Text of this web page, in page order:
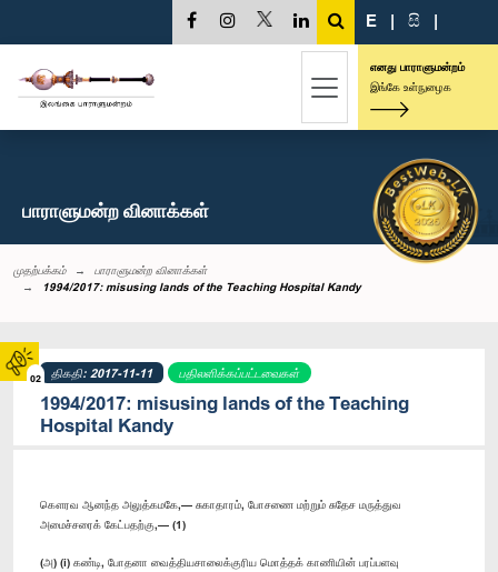
02
E | සි |
எனது பாராளுமன்றம்
இங்கே உள்நுழைக
பாராளுமன்ற வினாக்கள்
முதற்பக்கம்
பாராளுமன்ற வினாக்கள்
1994/2017: misusing lands of the Teaching Hospital Kandy
திகதி: 2017-11-11 பதிலளிக்கப்பட்டவைகள்
1994/2017: misusing lands of the Teaching
Hospital Kandy
கௌரவ ஆனந்த அலுத்கமகே,— சுகாதாரம், போசணை மற்றும் சுதேச மருத்துவ
அமைச்சரைக் கேட்பதற்கு,— (1)
(அ) (i) கண்டி, போதனா வைத்தியசாலைக்குரிய மொத்தக் காணியின் பரப்பளவு